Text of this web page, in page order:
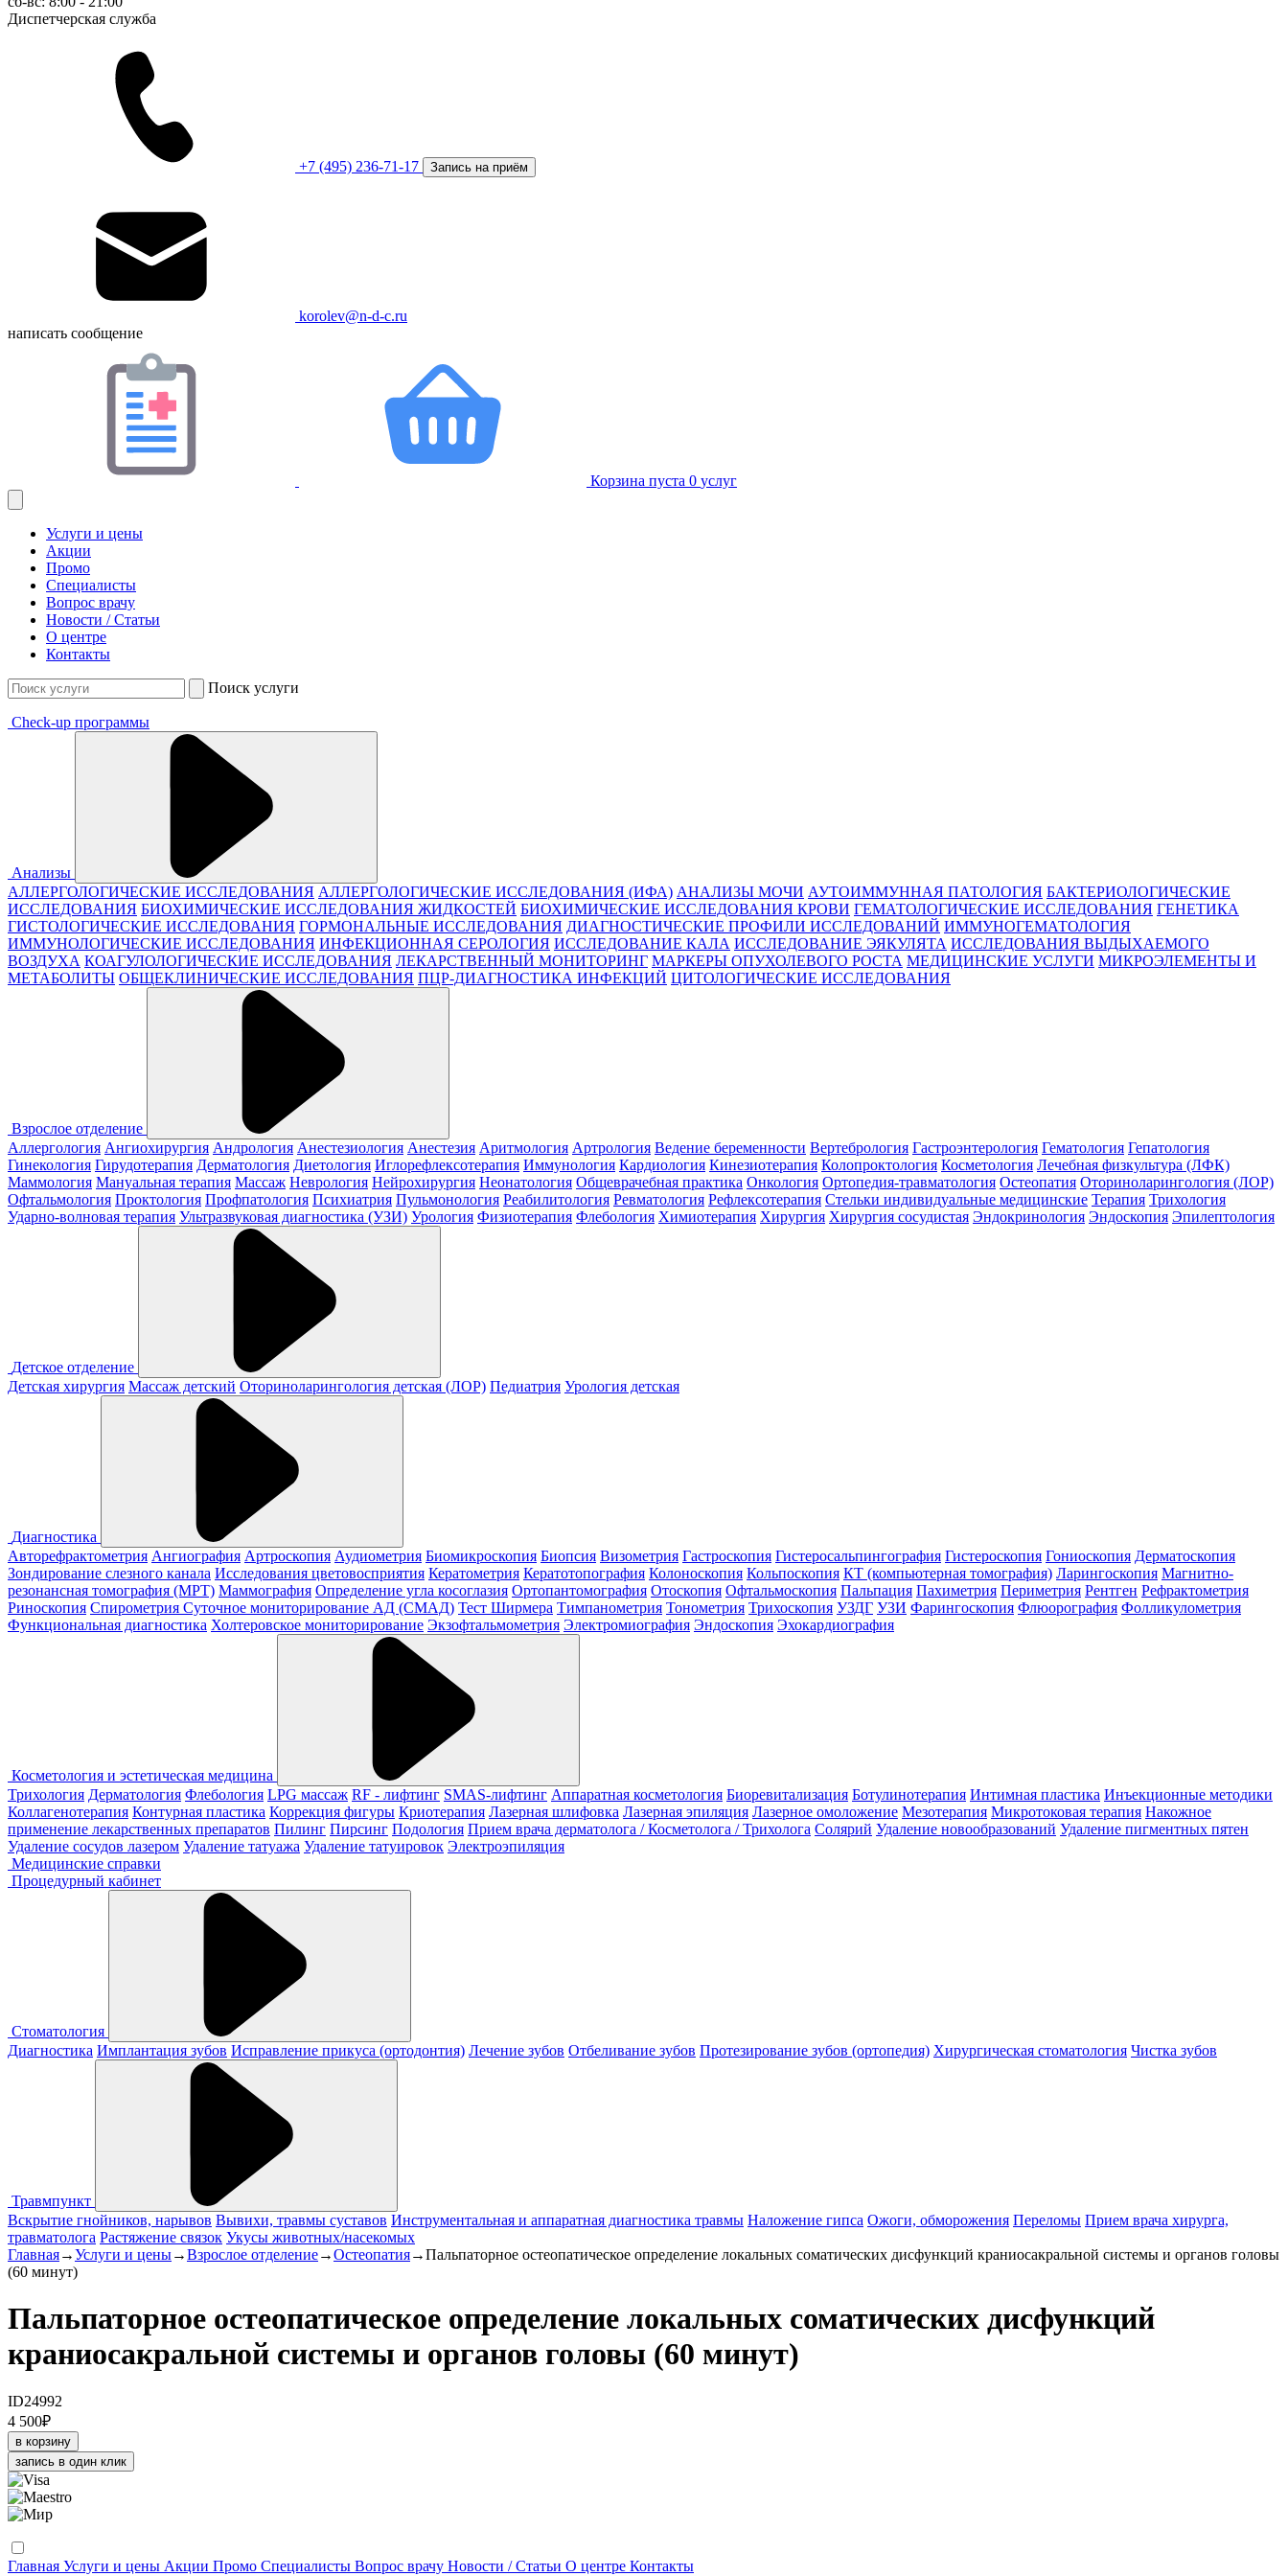
Диспетчерская служба
+7 (495) 236-71-17 Запись на приём
korolev@n-d-c.ru
написать сообщение
Корзина пуста 0 услуг
Услуги и цены
Акции
Промо
Специалисты
Вопрос врачу
Новости / Статьи
О центре
Контакты
Поиск услуги
Check-up программы
Анализы
АЛЛЕРГОЛОГИЧЕСКИЕ ИССЛЕДОВАНИЯ АЛЛЕРГОЛОГИЧЕСКИЕ ИССЛЕДОВАНИЯ (ИФА) АНАЛИЗЫ МОЧИ АУТОИММУННАЯ ПАТОЛОГИЯ БАКТЕРИОЛОГИЧЕСКИЕ
ИССЛЕДОВАНИЯ БИОХИМИЧЕСКИЕ ИССЛЕДОВАНИЯ ЖИДКОСТЕЙ БИОХИМИЧЕСКИЕ ИССЛЕДОВАНИЯ КРОВИ ГЕМАТОЛОГИЧЕСКИЕ ИССЛЕДОВАНИЯ ГЕНЕТИКА
ГИСТОЛОГИЧЕСКИЕ ИССЛЕДОВАНИЯ ГОРМОНАЛЬНЫЕ ИССЛЕДОВАНИЯ ДИАГНОСТИЧЕСКИЕ ПРОФИЛИ ИССЛЕДОВАНИЙ ИММУНОГЕМАТОЛОГИЯ
ИММУНОЛОГИЧЕСКИЕ ИССЛЕДОВАНИЯ ИНФЕКЦИОННАЯ СЕРОЛОГИЯ ИССЛЕДОВАНИЕ КАЛА ИССЛЕДОВАНИЕ ЭЯКУЛЯТА ИССЛЕДОВАНИЯ ВЫДЫХАЕМОГО
ВОЗДУХА КОАГУЛОЛОГИЧЕСКИЕ ИССЛЕДОВАНИЯ ЛЕКАРСТВЕННЫЙ МОНИТОРИНГ МАРКЕРЫ ОПУХОЛЕВОГО РОСТА МЕДИЦИНСКИЕ УСЛУГИ МИКРОЭЛЕМЕНТЫ И
МЕТАБОЛИТЫ ОБЩЕКЛИНИЧЕСКИЕ ИССЛЕДОВАНИЯ ПЦР-ДИАГНОСТИКА ИНФЕКЦИЙ ЦИТОЛОГИЧЕСКИЕ ИССЛЕДОВАНИЯ
Взрослое отделение
Аллергология Ангиохирургия Андрология Анестезиология Анестезия Аритмология Артрология Ведение беременности Вертебрология Гастроэнтерология Гематология Гепатология
Гинекология Гирудотерапия Дерматология Диетология Иглорефлексотерапия Иммунология Кардиология Кинезиотерапия Колопроктология Косметология Лечебная физкультура (ЛФК)
Маммология Мануальная терапия Массаж Неврология Нейрохирургия Неонатология Общеврачебная практика Онкология Ортопедия-травматология Остеопатия Оториноларингология (ЛОР)
Офтальмология Проктология Профпатология Психиатрия Пульмонология Реабилитология Ревматология Рефлексотерапия Стельки индивидуальные медицинские Терапия Трихология
Ударно-волновая терапия Ультразвуковая диагностика (УЗИ) Урология Физиотерапия Флебология Химиотерапия Хирургия Хирургия сосудистая Эндокринология Эндоскопия Эпилептология
Детское отделение
Детская хирургия Массаж детский Оториноларингология детская (ЛОР) Педиатрия Урология детская
Диагностика
Авторефрактометрия Ангиография Артроскопия Аудиометрия Биомикроскопия Биопсия Визометрия Гастроскопия Гистеросальпингография Гистероскопия Гониоскопия Дерматоскопия
Зондирование слезного канала Исследования цветовосприятия Кератометрия Кератотопография Колоноскопия Кольпоскопия КТ (компьютерная томография) Ларингоскопия Магнитно-
резонансная томография (МРТ) Маммография Определение угла косоглазия Ортопантомография Отоскопия Офтальмоскопия Пальпация Пахиметрия Периметрия Рентген Рефрактометрия
Риноскопия Спирометрия Суточное мониторирование АД (СМАД) Тест Ширмера Тимпанометрия Тонометрия Трихоскопия УЗДГ УЗИ Фарингоскопия Флюорография Фолликулометрия
Функциональная диагностика Холтеровское мониторирование Экзофтальмометрия Электромиография Эндоскопия Эхокардиография
Косметология и эстетическая медицина
Трихология Дерматология Флебология LPG массаж RF - лифтинг SMAS-лифтинг Аппаратная косметология Биоревитализация Ботулинотерапия Интимная пластика Инъекционные методики
Коллагенотерапия Контурная пластика Коррекция фигуры Криотерапия Лазерная шлифовка Лазерная эпиляция Лазерное омоложение Мезотерапия Микротоковая терапия Накожное
применение лекарственных препаратов Пилинг Пирсинг Подология Прием врача дерматолога / Косметолога / Трихолога Солярий Удаление новообразований Удаление пигментных пятен
Удаление сосудов лазером Удаление татуажа Удаление татуировок Электроэпиляция
Медицинские справки
Процедурный кабинет
Стоматология
Диагностика Имплантация зубов Исправление прикуса (ортодонтия) Лечение зубов Отбеливание зубов Протезирование зубов (ортопедия) Хирургическая стоматология Чистка зубов
Травмпункт
Вскрытие гнойников, нарывов Вывихи, травмы суставов Инструментальная и аппаратная диагностика травмы Наложение гипса Ожоги, обморожения Переломы Прием врача хирурга,
травматолога Растяжение связок Укусы животных/насекомых
Главная→Услуги и цены→Взрослое отделение→Остеопатия→Пальпаторное остеопатическое определение локальных соматических дисфункций краниосакральной системы и органов головы
(60 минут)
Пальпаторное остеопатическое определение локальных соматических дисфункций
краниосакральной системы и органов головы (60 минут)
ID24992
4 500₽
в корзину
запись в один клик
Главная Услуги и цены Акции Промо Специалисты Вопрос врачу Новости / Статьи О центре Контакты